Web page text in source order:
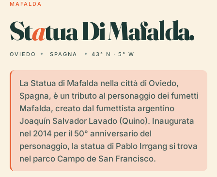
MAFALDA
Statua Di Mafalda.
OVIEDO SPAGNA 43° N · 5° W
La Statua di Mafalda nella città di Oviedo,
Spagna, è un tributo al personaggio dei fumetti
Mafalda, creato dal fumettista argentino
Joaquín Salvador Lavado (Quino). Inaugurata
nel 2014 per il 50° anniversario del
personaggio, la statua di Pablo Irrgang si trova
nel parco Campo de San Francisco.